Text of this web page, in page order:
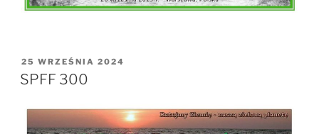
OPUBLIKOWANE
W
25 WRZEŚNIA 2024
SPFF 300